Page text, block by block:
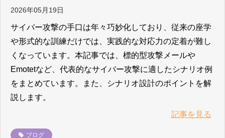
2026年05月19日
サイバー攻撃の手口は年々巧妙化しており、従来の座学
や形式的な訓練だけでは、実践的な対応力の定着が難し
くなっています。本記事では、標的型攻撃メールや
Emotetなど、代表的なサイバー攻撃に適したシナリオ例
をまとめています。また、シナリオ設計のポイントを解
説します。
記事を見る
ブログ